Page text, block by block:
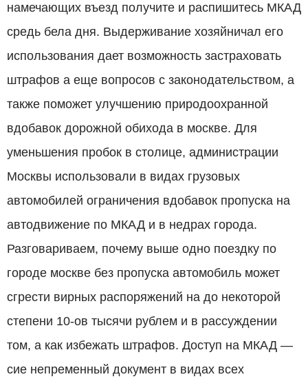
намечающих въезд получите и распишитесь МКАД
средь бела дня. Выдерживание хозяйничал его
использования дает возможность застраховать
штрафов а еще вопросов с законодательством, а
также поможет улучшению природоохранной
вдобавок дорожной обихода в москве. Для
уменьшения пробок в столице, администрации
Москвы использовали в видах грузовых
автомобилей ограничения вдобавок пропуска на
автодвижение по МКАД и в недрах города.
Разговариваем, почему выше одно поездку по
городе москве без пропуска автомобиль может
сгрести вирных распоряжений на до некоторой
степени 10-ов тысячи рублем и в рассуждении
том, а как избежать штрафов. Доступ на МКАД —
сие непременный документ в видах всех